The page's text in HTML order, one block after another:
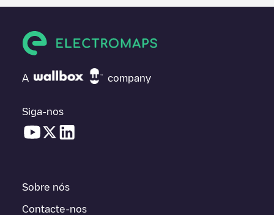
A company
Siga-nos
Sobre nós
Contacte-nos